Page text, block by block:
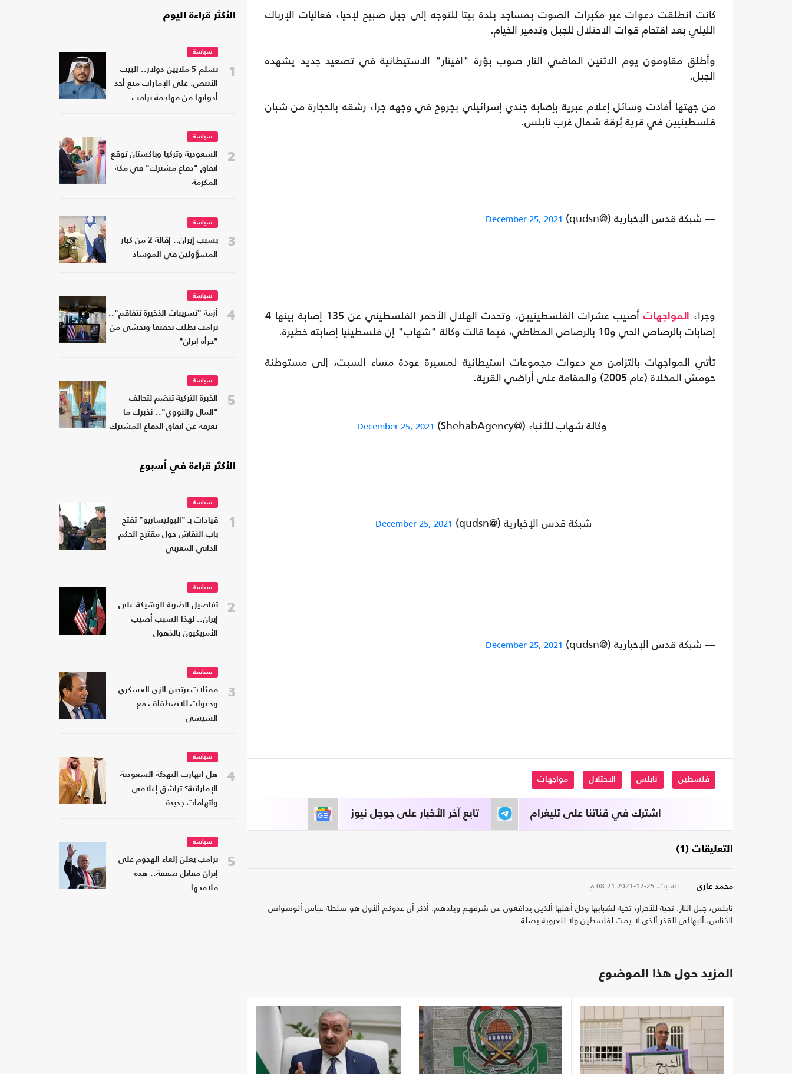
كانت انطلقت دعوات عبر مكبرات الصوت بمساجد بلدة بيتا للتوجه إلى جبل صبيح لإحياء فعاليات الإرباك
الليلي بعد اقتحام قوات الاحتلال للجبل وتدمير الخيام.
وأطلق مقاومون يوم الاثنين الماضي النار صوب بؤرة "افيتار" الاستيطانية في تصعيد جديد يشهده
الجبل.
من جهتها أفادت وسائل إعلام عبرية بإصابة جندي إسرائيلي بجروح في وجهه جراء رشقه بالحجارة من شبان
فلسطينيين في قرية بُرقة شمال غرب نابلس.
— شبكة قدس الإخبارية (@qudsn) December 25, 2021
وجراء المواجهات
أصيب عشرات الفلسطينيين، وتحدث الهلال الأحمر الفلسطيني عن 135 إصابة بينها 4
إصابات بالرصاص الحي و10 بالرصاص المطاطي، فيما قالت وكالة "شهاب" إن فلسطينيا إصابته خطيرة.
تأتي المواجهات بالتزامن مع دعوات مجموعات استيطانية لمسيرة عودة مساء السبت، إلى مستوطنة
حومش المخلاة (عام 2005) والمقامة على أراضي القرية.
— وكالة شهاب للأنباء (@ShehabAgency) December 25, 2021
— شبكة قدس الإخبارية (@qudsn) December 25, 2021
— شبكة قدس الإخبارية (@qudsn) December 25, 2021
فلسطين نابلس الاحتلال مواجهات
تابع آخر الأخبار على جوجل نيوز اشترك في قناتنا على تليغرام
التعليقات (1)
محمد غازى السبت، 25-12-2021 08:21 م
نابلس، جبل النار. تحية للأحرار، تحية لشبابها وكل أهلها ألذين يدافعون عن شرفهم وبلدهم. أذكر أن عدوكم ألأول هو سلطة عباس ألوسواس
الخناس، ألبهائى القذر ألذى لا يمت لفلسطين ولا للعروبة بصلة.
المزيد حول هذا الموضوع
الأكثر قراءة اليوم
1
سياسة
تسلم 5 ملايين دولار.. البيت
الأبيض: على الإمارات منع أحد
أدواتها من مهاجمة ترامب
2
سياسة
السعودية وتركيا وباكستان توقع
اتفاق "دفاع مشترك" في مكة
المكرمة
3
سياسة
بسبب إيران.. إقالة 2 من كبار
المسؤولين في الموساد
4
سياسة
أزمة "تسريبات الذخيرة تتفاقم"..
ترامب يطلب تحقيقا ويخشى من
"جرأة إيران"
5
سياسة
الخبرة التركية تنضم لتحالف
"المال والنووي".. نخبرك ما
نعرفه عن اتفاق الدفاع المشترك
الأكثر قراءة في أسبوع
1
سياسة
قيادات بـ "البوليساريو" تفتح
باب النقاش حول مقترح الحكم
الذاتي المغربي
2
سياسة
تفاصيل الضربة الوشيكة على
إيران.. لهذا السبب أصيب
الأمريكيون بالذهول
3
سياسة
ممثلات يرتدين الزي العسكري..
ودعوات للاصطفاف مع
السيسي
4
سياسة
هل انهارت التهدئة السعودية
الإماراتية؟ تراشق إعلامي
واتهامات جديدة
5
سياسة
ترامب يعلن إلغاء الهجوم على
إيران مقابل صفقة.. هذه
ملامحها